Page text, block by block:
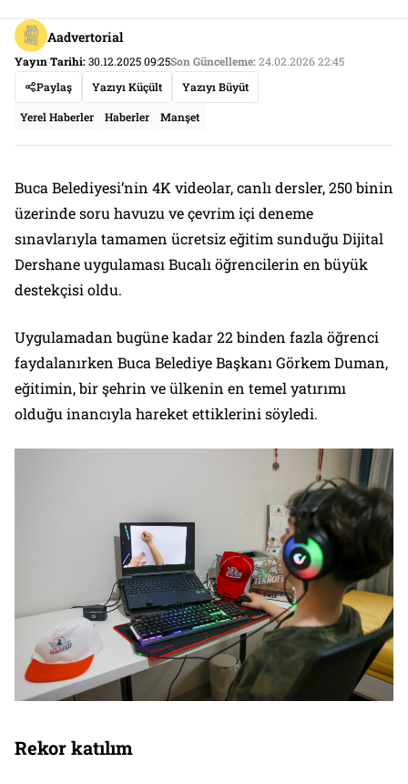
Aadvertorial
Yayın Tarihi:30.12.2025 09:25Son Güncelleme:24.02.2026 22:45
Paylaş
Yazıyı Küçült Yazıyı Büyüt
Yerel Haberler Haberler Manşet
Buca Belediyesi’nin 4K videolar, canlı dersler, 250 binin
üzerinde soru havuzu ve çevrim içi deneme
sınavlarıyla tamamen ücretsiz eğitim sunduğu Dijital
Dershane uygulaması Bucalı öğrencilerin en büyük
destekçisi oldu.
Uygulamadan bugüne kadar 22 binden fazla öğrenci
faydalanırken Buca Belediye Başkanı Görkem Duman,
eğitimin, bir şehrin ve ülkenin en temel yatırımı
olduğu inancıyla hareket ettiklerini söyledi.
Rekor katılım